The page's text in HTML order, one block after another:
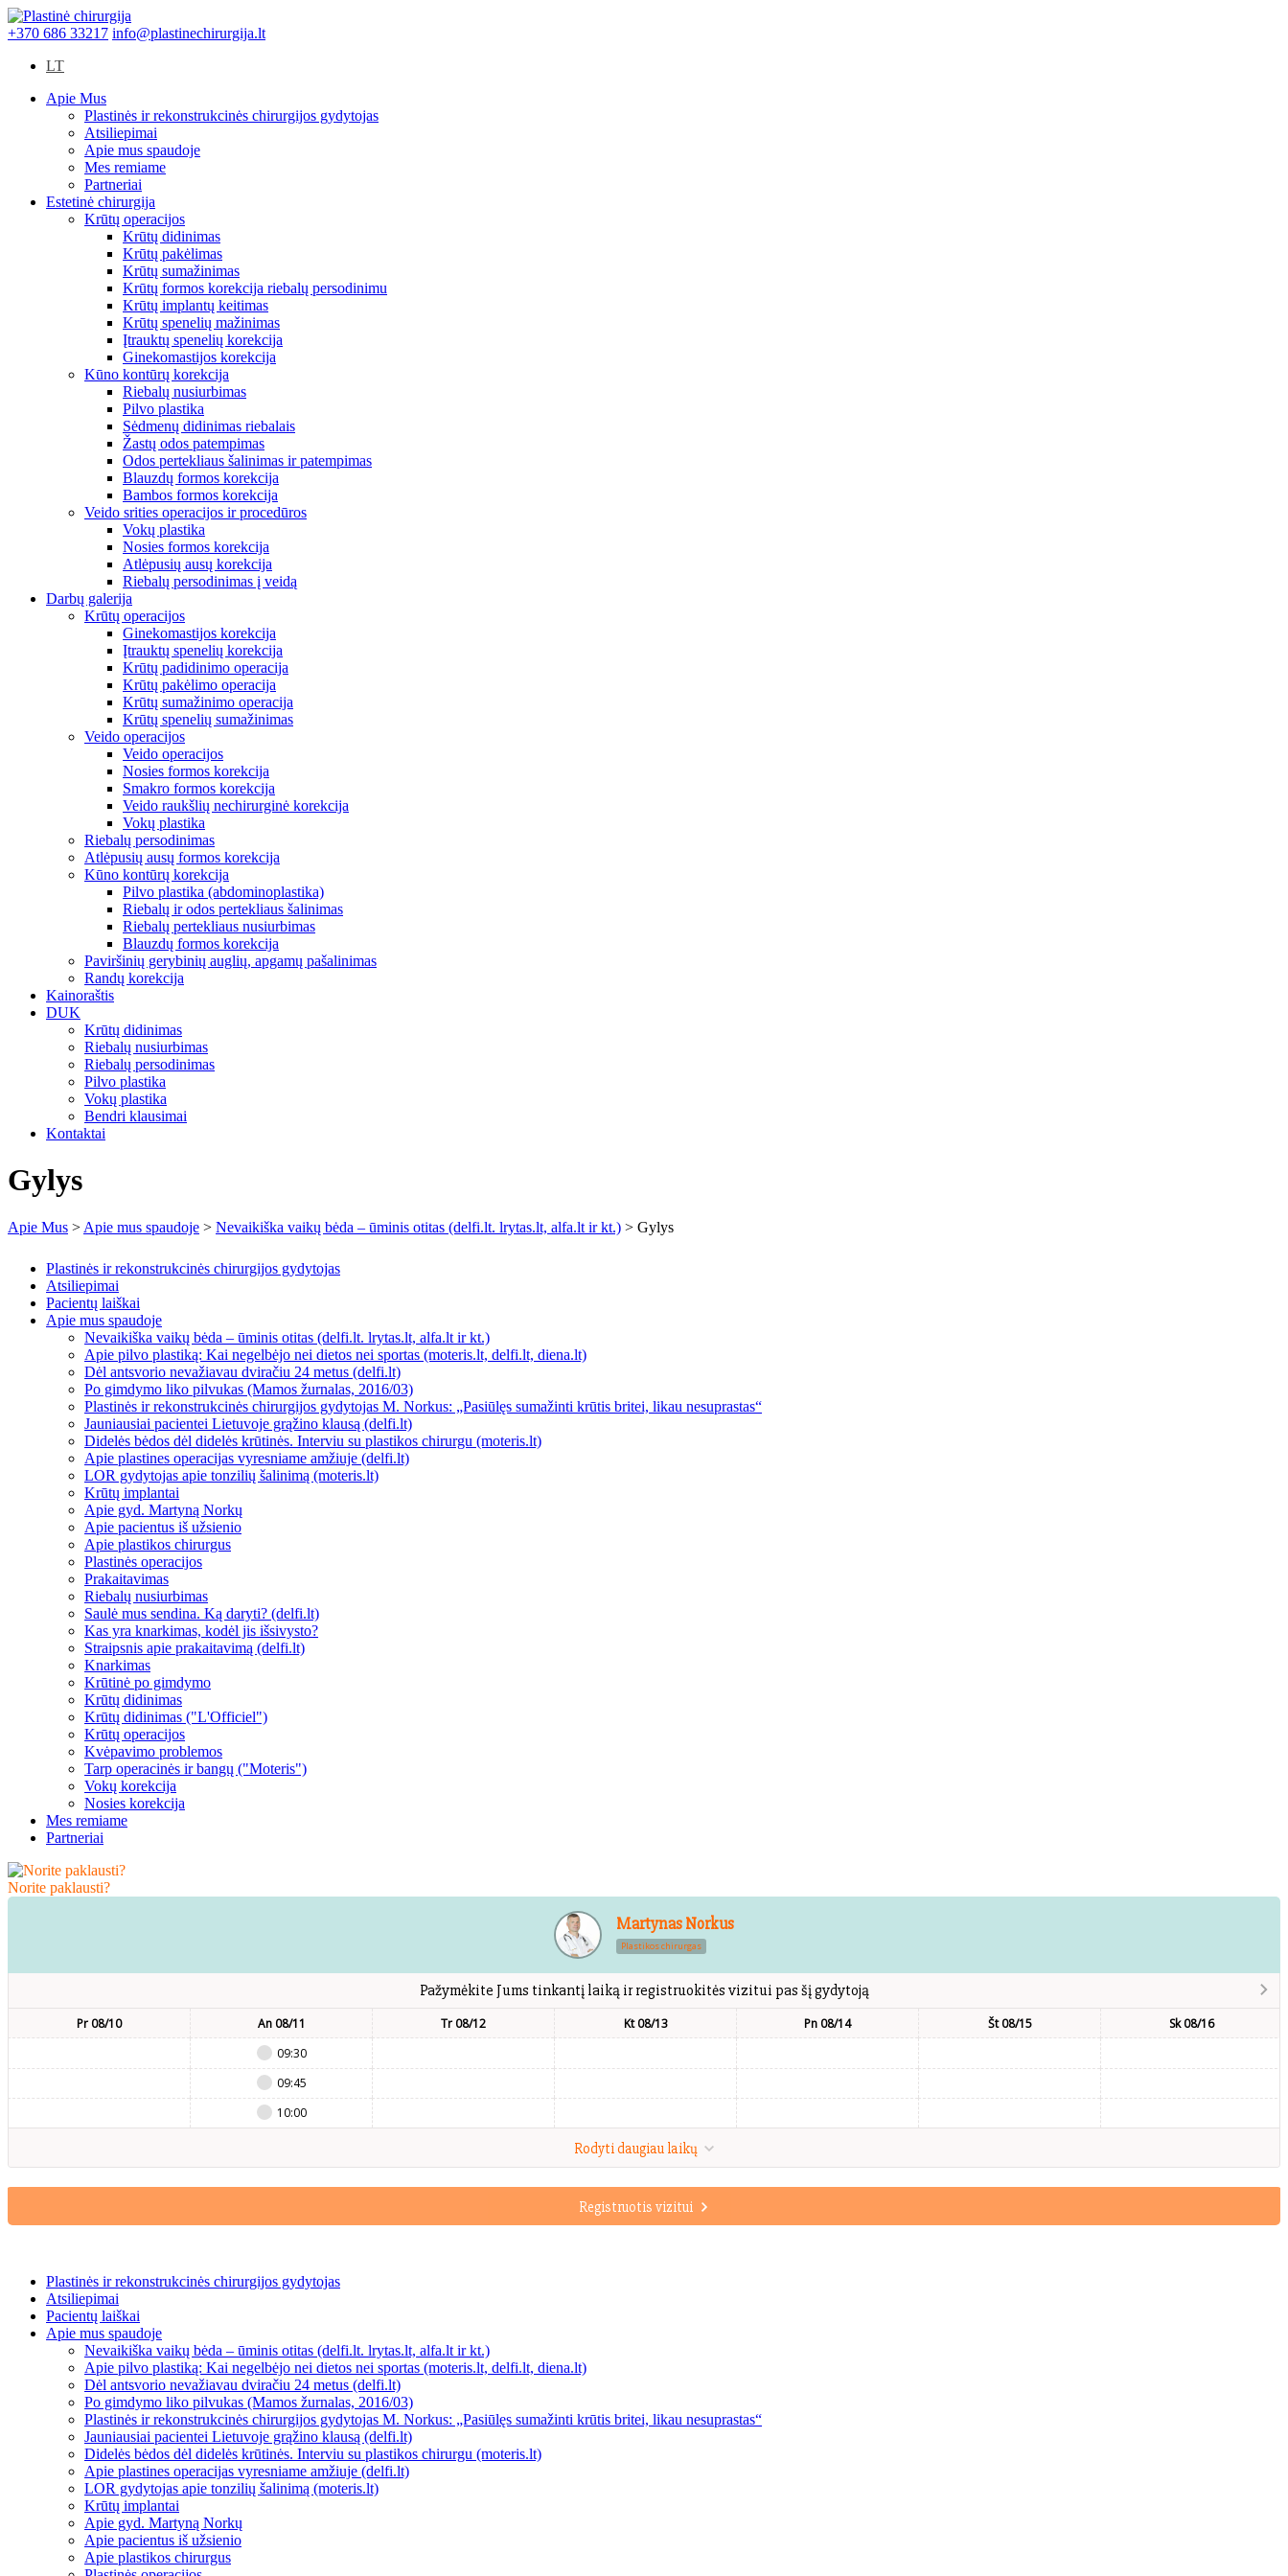
+370 686 33217 info@plastinechirurgija.lt
LT
Apie Mus
Plastinės ir rekonstrukcinės chirurgijos gydytojas
Atsiliepimai
Apie mus spaudoje
Mes remiame
Partneriai
Estetinė chirurgija
Krūtų operacijos
Krūtų didinimas
Krūtų pakėlimas
Krūtų sumažinimas
Krūtų formos korekcija riebalų persodinimu
Krūtų implantų keitimas
Krūtų spenelių mažinimas
Įtrauktų spenelių korekcija
Ginekomastijos korekcija
Kūno kontūrų korekcija
Riebalų nusiurbimas
Pilvo plastika
Sėdmenų didinimas riebalais
Žastų odos patempimas
Odos pertekliaus šalinimas ir patempimas
Blauzdų formos korekcija
Bambos formos korekcija
Veido srities operacijos ir procedūros
Vokų plastika
Nosies formos korekcija
Atlėpusių ausų korekcija
Riebalų persodinimas į veidą
Darbų galerija
Krūtų operacijos
Ginekomastijos korekcija
Įtrauktų spenelių korekcija
Krūtų padidinimo operacija
Krūtų pakėlimo operacija
Krūtų sumažinimo operacija
Krūtų spenelių sumažinimas
Veido operacijos
Veido operacijos
Nosies formos korekcija
Smakro formos korekcija
Veido raukšlių nechirurginė korekcija
Vokų plastika
Riebalų persodinimas
Atlėpusių ausų formos korekcija
Kūno kontūrų korekcija
Pilvo plastika (abdominoplastika)
Riebalų ir odos pertekliaus šalinimas
Riebalų pertekliaus nusiurbimas
Blauzdų formos korekcija
Paviršinių gerybinių auglių, apgamų pašalinimas
Randų korekcija
Kainoraštis
DUK
Krūtų didinimas
Riebalų nusiurbimas
Riebalų persodinimas
Pilvo plastika
Vokų plastika
Bendri klausimai
Kontaktai
Gylys
Apie Mus > Apie mus spaudoje > Nevaikiška vaikų bėda – ūminis otitas (delfi.lt. lrytas.lt, alfa.lt ir kt.) > Gylys
Plastinės ir rekonstrukcinės chirurgijos gydytojas
Atsiliepimai
Pacientų laiškai
Apie mus spaudoje
Nevaikiška vaikų bėda – ūminis otitas (delfi.lt. lrytas.lt, alfa.lt ir kt.)
Apie pilvo plastiką: Kai negelbėjo nei dietos nei sportas (moteris.lt, delfi.lt, diena.lt)
Dėl antsvorio nevažiavau dviračiu 24 metus (delfi.lt)
Po gimdymo liko pilvukas (Mamos žurnalas, 2016/03)
Plastinės ir rekonstrukcinės chirurgijos gydytojas M. Norkus: „Pasiūlęs sumažinti krūtis britei, likau nesuprastas“
Jauniausiai pacientei Lietuvoje grąžino klausą (delfi.lt)
Didelės bėdos dėl didelės krūtinės. Interviu su plastikos chirurgu (moteris.lt)
Apie plastines operacijas vyresniame amžiuje (delfi.lt)
LOR gydytojas apie tonzilių šalinimą (moteris.lt)
Krūtų implantai
Apie gyd. Martyną Norkų
Apie pacientus iš užsienio
Apie plastikos chirurgus
Plastinės operacijos
Prakaitavimas
Riebalų nusiurbimas
Saulė mus sendina. Ką daryti? (delfi.lt)
Kas yra knarkimas, kodėl jis išsivysto?
Straipsnis apie prakaitavimą (delfi.lt)
Knarkimas
Krūtinė po gimdymo
Krūtų didinimas
Krūtų didinimas ("L'Officiel")
Krūtų operacijos
Kvėpavimo problemos
Tarp operacinės ir bangų ("Moteris")
Vokų korekcija
Nosies korekcija
Mes remiame
Partneriai
Norite paklausti?
Martynas Norkus
Plastikos chirurgas
Pažymėkite Jums tinkantį laiką ir registruokitės vizitui pas šį gydytoją
Pr 08/10
An 08/11
09:30
09:45
10:00
Tr 08/12 Kt 08/13 Pn 08/14 Št 08/15 Sk 08/16
Rodyti daugiau laikų
Registruotis vizitui
Plastinės ir rekonstrukcinės chirurgijos gydytojas
Atsiliepimai
Pacientų laiškai
Apie mus spaudoje
Nevaikiška vaikų bėda – ūminis otitas (delfi.lt. lrytas.lt, alfa.lt ir kt.)
Apie pilvo plastiką: Kai negelbėjo nei dietos nei sportas (moteris.lt, delfi.lt, diena.lt)
Dėl antsvorio nevažiavau dviračiu 24 metus (delfi.lt)
Po gimdymo liko pilvukas (Mamos žurnalas, 2016/03)
Plastinės ir rekonstrukcinės chirurgijos gydytojas M. Norkus: „Pasiūlęs sumažinti krūtis britei, likau nesuprastas“
Jauniausiai pacientei Lietuvoje grąžino klausą (delfi.lt)
Didelės bėdos dėl didelės krūtinės. Interviu su plastikos chirurgu (moteris.lt)
Apie plastines operacijas vyresniame amžiuje (delfi.lt)
LOR gydytojas apie tonzilių šalinimą (moteris.lt)
Krūtų implantai
Apie gyd. Martyną Norkų
Apie pacientus iš užsienio
Apie plastikos chirurgus